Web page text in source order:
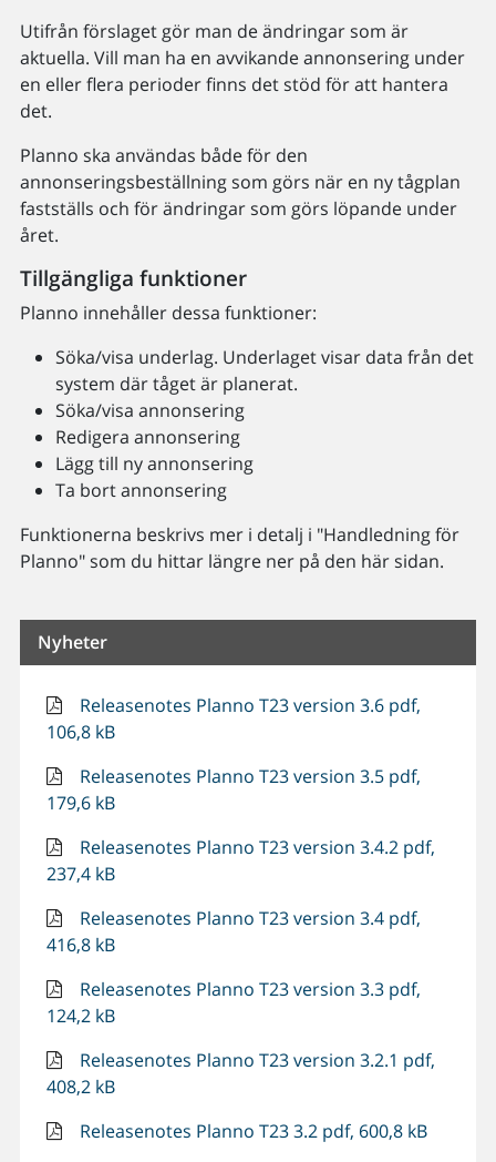
Utifrån förslaget gör man de ändringar som är
aktuella. Vill man ha en avvikande annonsering under
en eller flera perioder finns det stöd för att hantera
det.
Planno ska användas både för den
annonseringsbeställning som görs när en ny tågplan
fastställs och för ändringar som görs löpande under
året.
Tillgängliga funktioner
Planno innehåller dessa funktioner:
Söka/visa underlag. Underlaget visar data från det
system där tåget är planerat.
Söka/visa annonsering
Redigera annonsering
Lägg till ny annonsering
Ta bort annonsering
Funktionerna beskrivs mer i detalj i "Handledning för
Planno" som du hittar längre ner på den här sidan.
Nyheter
Releasenotes Planno T23 version 3.6 pdf,
106,8 kB
Releasenotes Planno T23 version 3.5 pdf,
179,6 kB
Releasenotes Planno T23 version 3.4.2 pdf,
237,4 kB
Releasenotes Planno T23 version 3.4 pdf,
416,8 kB
Releasenotes Planno T23 version 3.3 pdf,
124,2 kB
Releasenotes Planno T23 version 3.2.1 pdf,
408,2 kB
Releasenotes Planno T23 3.2 pdf, 600,8 kB